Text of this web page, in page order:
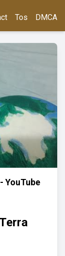
Tos DMCA
YouTube